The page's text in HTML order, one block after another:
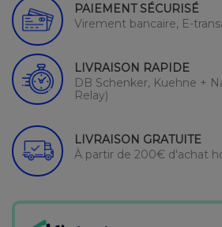
PAIEMENT SÉCURISÉ
Virement bancaire, E-
LIVRAISON RAPIDE
DB Schenker, Kuehne +
Relay)
LIVRAISON GRATUITE
À partir de 200€ d'achat